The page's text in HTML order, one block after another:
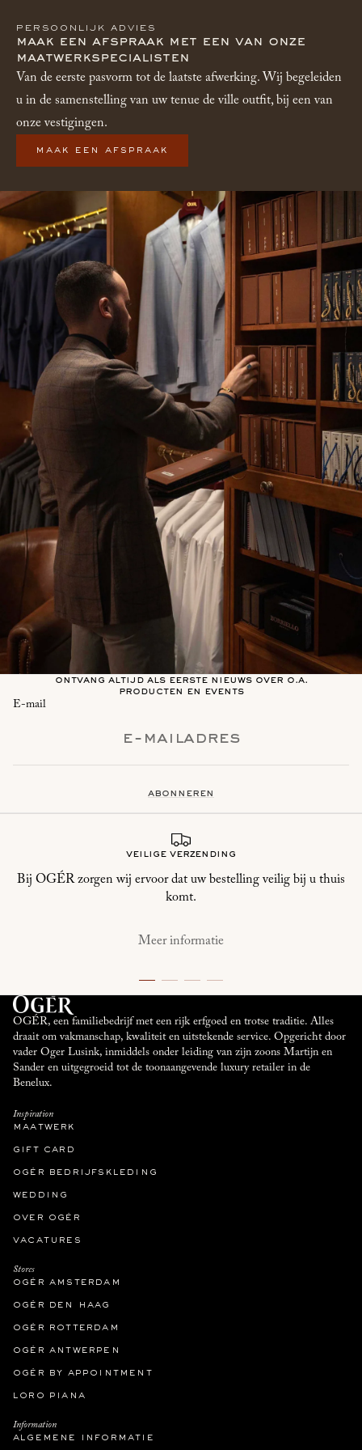
volledig pak, net overhemd en in de meeste gevallen een das.
Wie smart casual draagt bij een tenue de ville gelegenheid, is te
informeel gekleed.
PERSOONLIJK ADVIES
maak een afspraak met een van onze
maatwerkspecialisten
Van de eerste pasvorm tot de laatste afwerking. Wij begeleiden
u in de samenstelling van uw tenue de ville outfit, bij een van
onze vestigingen.
maak een afspraak
ontvang altijd als eerste nieuws over o.a.
producten en events
E-mail
abonneren
veilige verzending
Bij OGÉR zorgen wij ervoor dat uw bestelling veilig bij u thuis
komt.
Meer informatie
OGÉR, een familiebedrijf met een rijk erfgoed en trotse traditie. Alles
draait om vakmanschap, kwaliteit en uitstekende service. Opgericht door
vader Oger Lusink, inmiddels onder leiding van zijn zoons Martijn en
Sander en uitgegroeid tot de toonaangevende luxury retailer in de
Benelux.
Inspiration
maatwerk
gift card
ogér bedrijfskleding
wedding
over ogér
vacatures
Stores
ogér amsterdam
ogér den haag
ogér rotterdam
ogér antwerpen
ogér by appointment
loro piana
Information
algemene informatie